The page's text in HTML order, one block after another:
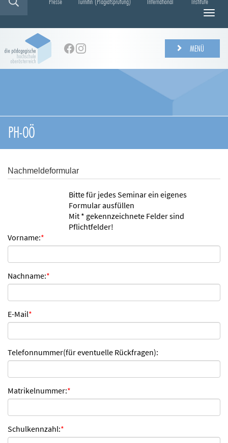
N
g
a
e
MENÜ
PH-OÖ
Nachmeldeformular
Bitte für jedes Seminar ein eigenes
Formular ausfüllen
Mit * gekennzeichnete Felder sind
Pflichtfelder!
Vorname:*
Nachname:*
E-Mail*
Telefonnummer(für eventuelle Rückfragen):
Matrikelnummer:*
Schulkennzahl:*